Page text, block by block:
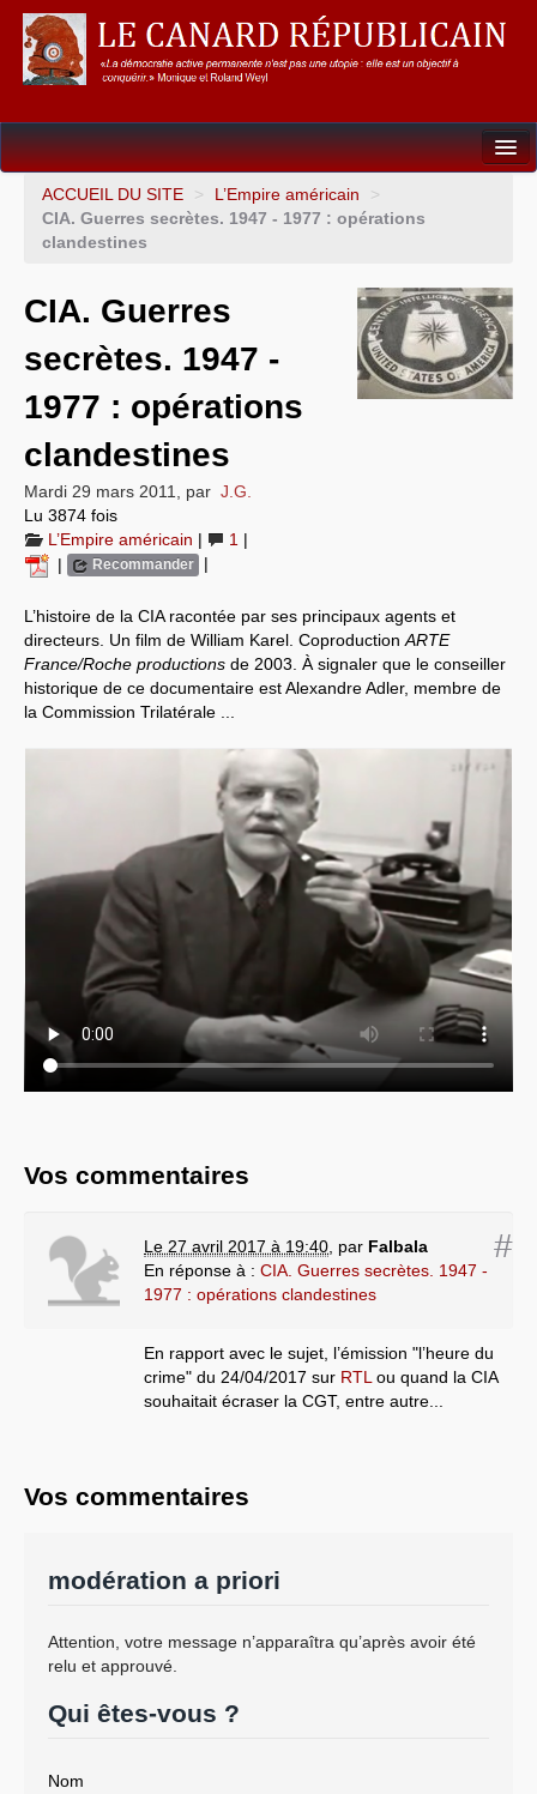
Dossiers
L’Union européenne
L’Empire américain
Systèmes & société sous contrôle
Nouvelles de l’antirépublique
Crises "Covid-19 & H1N1"
Guerre en Ukraine
ACCUEIL DU SITE > L’Empire américain
>
CIA. Guerres secrètes. 1947 - 1977 : opérations
clandestines
CIA. Guerres
secrètes. 1947 -
1977 : opérations
clandestines
Mardi 29 mars 2011 par J.G.
Lu 3874 fois
L’Empire américain | 1 |
|
Recommander |
L’histoire de la CIA racontée par ses principaux agents et
directeurs. Un film de William Karel. Coproduction ARTE
France/Roche productions de 2003. À signaler que le conseiller
historique de ce documentaire est Alexandre Adler, membre de
la Commission Trilatérale ...
Vos commentaires
#
Le 27 avril 2017 à 19:40 par Falbala
En réponse à : CIA. Guerres secrètes. 1947 -
1977 : opérations clandestines
En rapport avec le sujet, l’émission "l’heure du
crime" du 24/04/2017 sur RTL ou quand la CIA
souhaitait écraser la CGT, entre autre...
Vos commentaires
modération a priori
Attention, votre message n’apparaîtra qu’après avoir été
relu et approuvé.
Qui êtes-vous ?
Nom